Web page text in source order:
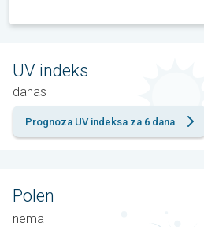
UV indeks
danas
Prognoza UV indeksa za 6 dana
Polen
nema